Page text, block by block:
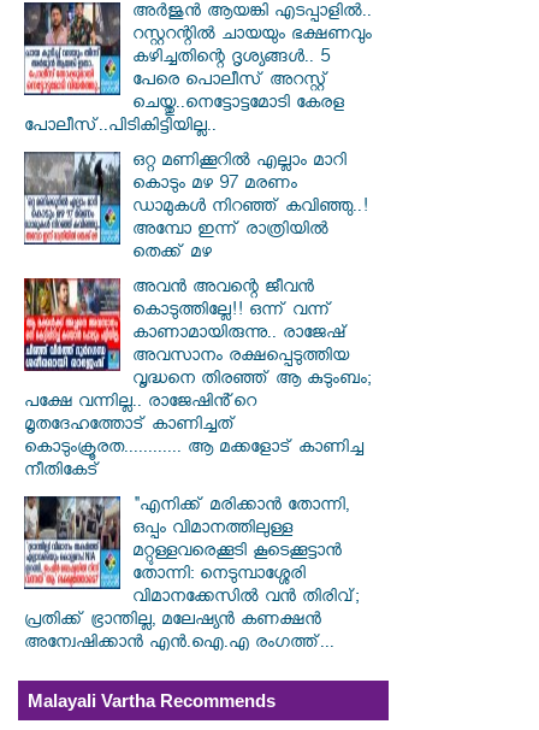
അർജുൻ ആയങ്കി എടപ്പാളിൽ..
റസ്റ്ററന്റിൽ ചായയും ഭക്ഷണവും
കഴിച്ചതിന്റെ ദൃശ്യങ്ങൾ.. 5
പേരെ പൊലീസ് അറസ്റ്റ്
ചെയ്തു..നെട്ടോട്ടമോടി കേരള
പോലീസ്..പിടികിട്ടിയില്ല..
ഒറ്റ മണിക്കൂറിൽ എല്ലാം മാറി
കൊടും മഴ 97 മരണം
ഡാമുകൾ നിറഞ്ഞ് കവിഞ്ഞു..!
അമ്പോ ഇന്ന് രാത്രിയിൽ
തെക്ക് മഴ
അവൻ അവന്റെ ജീവൻ
കൊടുത്തില്ലേ!! ഒന്ന് വന്ന്
കാണാമായിരുന്നു.. രാജേഷ്
അവസാനം രക്ഷപ്പെടുത്തിയ
വൃദ്ധനെ തിരഞ്ഞ് ആ കുടുംബം;
പക്ഷേ വന്നില്ല.. രാജേഷിൻ്റെ
മൃതദേഹത്തോട് കാണിച്ചത്
കൊടുംക്രൂരത............ ആ മക്കളോട് കാണിച്ച
നീതികേട്
"എനിക്ക് മരിക്കാൻ തോന്നി,
ഒപ്പം വിമാനത്തിലുള്ള
മറ്റുള്ളവരെക്കൂടി കൂടെക്കൂട്ടാൻ
തോന്നി: നെടുമ്പാശ്ശേരി
വിമാനക്കേസിൽ വൻ തിരിവ്;
പ്രതിക്ക് ഭ്രാന്തില്ല, മലേഷ്യൻ കണക്ഷൻ
അന്വേഷിക്കാൻ എൻ.ഐ.എ രംഗത്ത്...
Malayali Vartha Recommends